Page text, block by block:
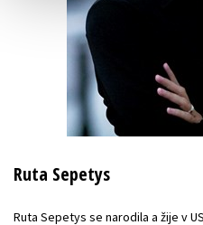
Ruta Sepetys
Ruta Sepetys se narodila a žije v